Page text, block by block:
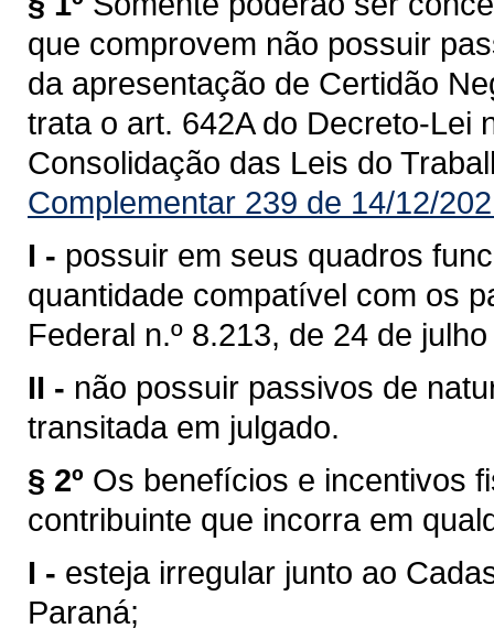
que comprovem não possuir
da apresentação de Certidão
trata o art. 642A do Decreto-Lei
Consolidação das Leis do
Complementar 239 de 14/12/
I - possuir em seus quadros
quantidade compatível com os
Federal n.º 8.213, de 24 de
II - não possuir passivos de
transitada em julgado.
§ 2º Os benefícios e incentivos
contribuinte que incorra em
I - esteja irregular junto ao
Paraná;